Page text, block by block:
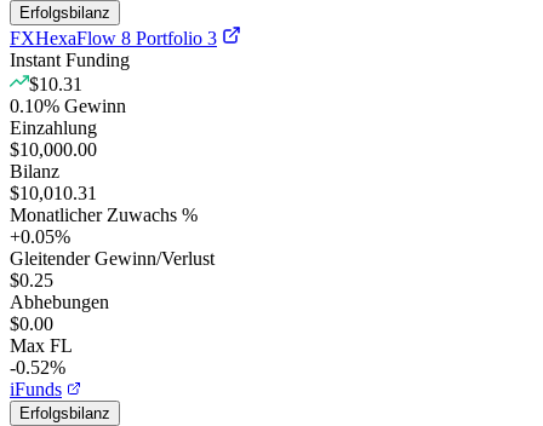
Erfolgsbilanz
FXHexaFlow 8 Portfolio 3
Instant Funding
$10.31
0.10% Gewinn
Einzahlung
$10,000.00
Bilanz
$10,010.31
Monatlicher Zuwachs %
+0.05%
Gleitender Gewinn/Verlust
$0.25
Abhebungen
$0.00
Max FL
-0.52%
iFunds
Erfolgsbilanz